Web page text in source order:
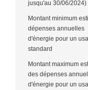
jusqu'au 30/06/2024)
Montant minimum
dépenses annuelles
d'énergie pour un
standard
Montant maximum
des dépenses
d'énergie pour un